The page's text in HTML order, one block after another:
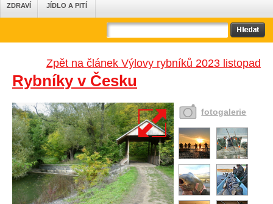
ZDRAVÍ JÍDLO A PITÍ
Zpět na článek Výlovy rybníků 2023 listopad
Rybníky v Česku
fotogalerie